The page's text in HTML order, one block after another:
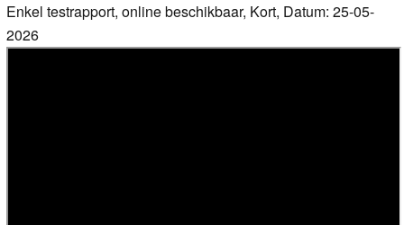
Enkel testrapport, online beschikbaar, Kort, Datum: 25-05-
2026